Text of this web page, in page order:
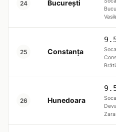
24 Bucureşti
25 Constanța
26 Hunedoara
Deva